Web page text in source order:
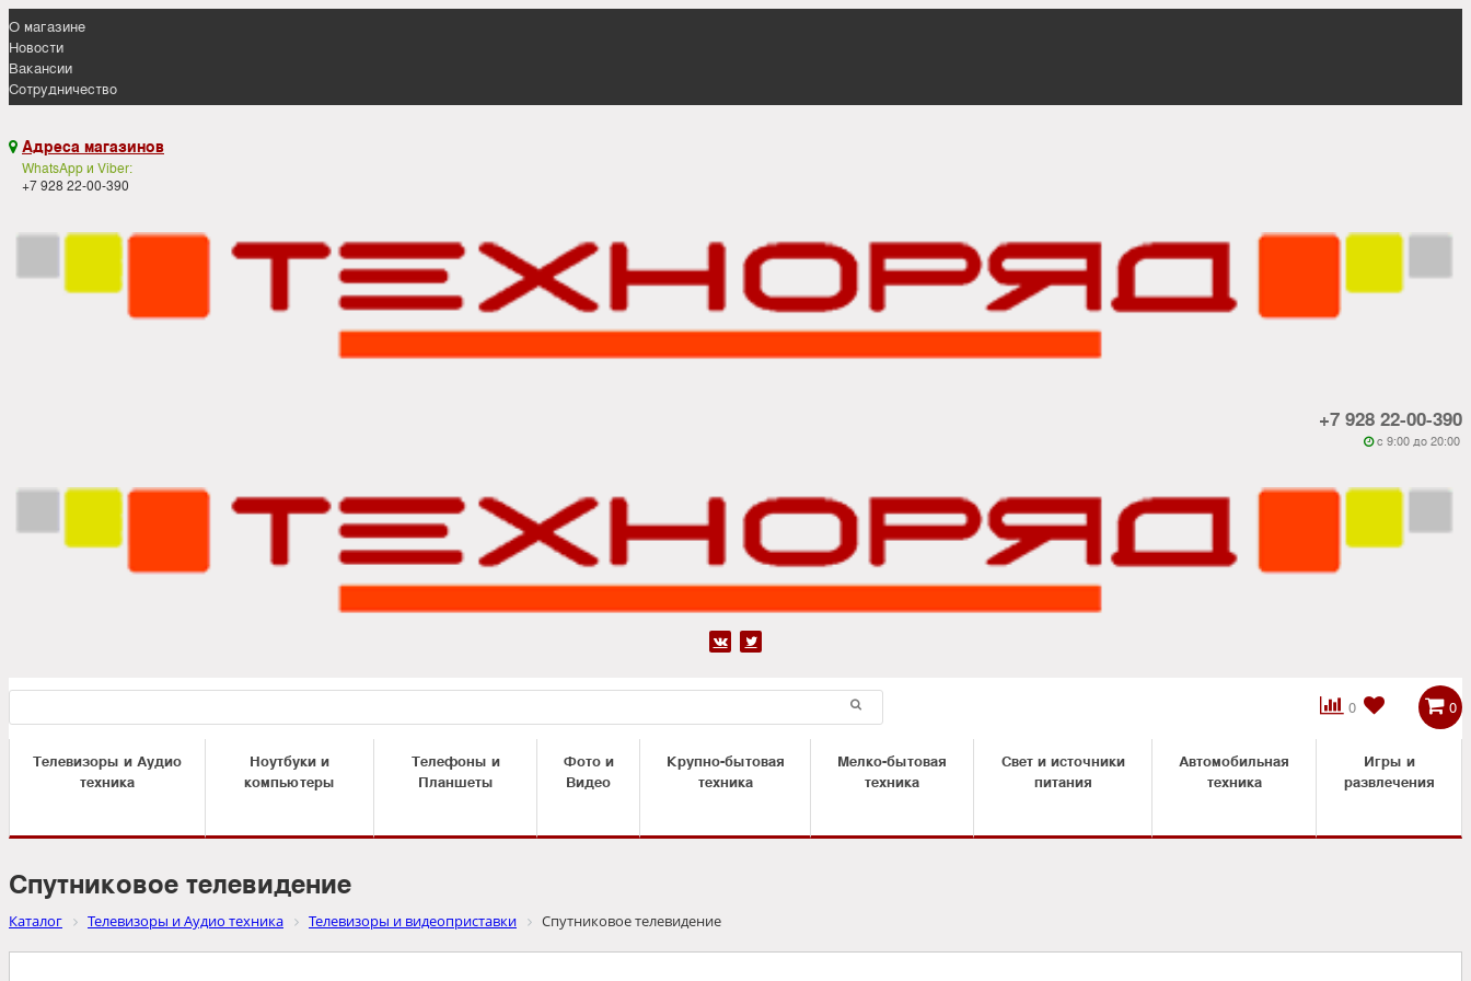
О магазине
Новости
Вакансии
Сотрудничество
 Адреса магазинов
WhatsApp и Viber:
+7 928 22-00-390
+7 928 22-00-390
 c 9:00 до 20:00
 
0

 0
Телевизоры и Аудио
техника
Ноутбуки и
компьютеры
Телефоны и
Планшеты
Фото и
Видео
Крупно-бытовая
техника
Мелко-бытовая
техника
Свет и источники
питания
Автомобильная
техника
Игры и
развлечения
Спутниковое телевидение
Каталог Телевизоры и Аудио техника Телевизоры и видеоприставки Спутниковое телевидение